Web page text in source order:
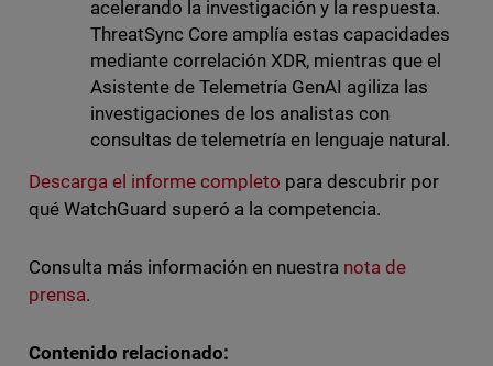
acelerando la investigación y la respuesta.
ThreatSync Core amplía estas capacidades
mediante correlación XDR, mientras que el
Asistente de Telemetría GenAI agiliza las
investigaciones de los analistas con
consultas de telemetría en lenguaje natural.
Descarga el informe completo para descubrir por
qué WatchGuard superó a la competencia.
Consulta más información en nuestra nota de
prensa.
Contenido relacionado: